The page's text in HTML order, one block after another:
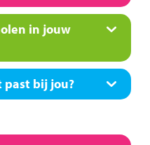
in jouw
past bij jou?